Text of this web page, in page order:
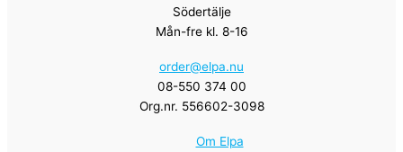
Södertälje
Mån-fre kl. 8-16
order@elpa.nu
08-550 374 00
Org.nr. 556602-3098
Om Elpa